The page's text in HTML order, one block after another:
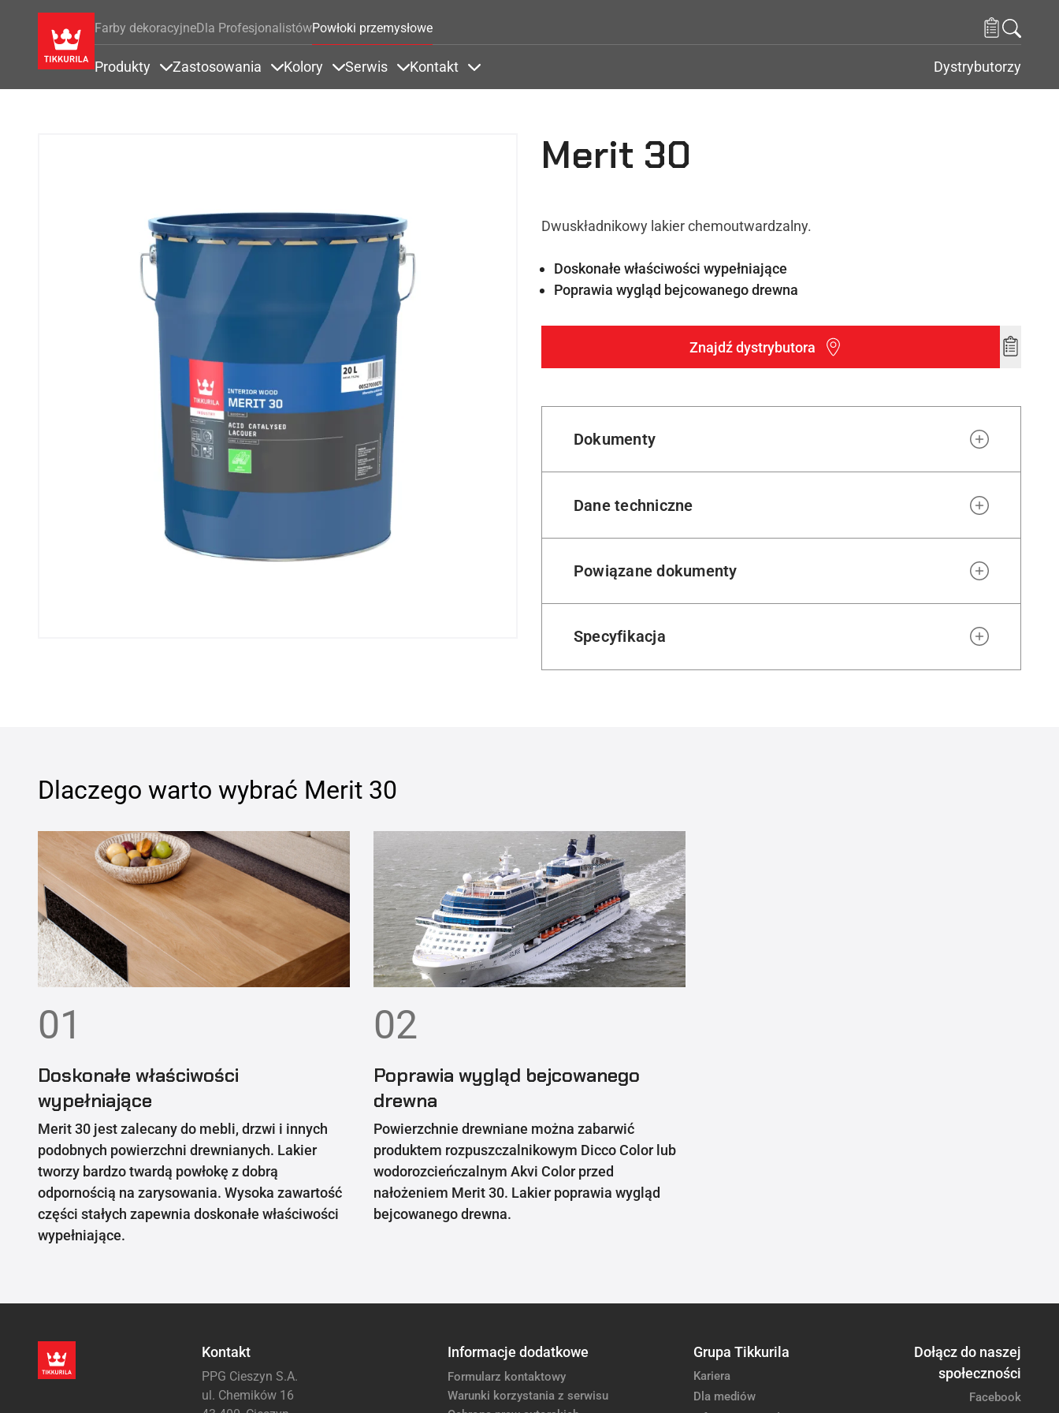
Farby dekoracyjneDla ProfesjonalistówPowłoki przemysłowe
Produkty Zastosowania Kolory Serwis Kontakt Dystrybutorzy
Merit 30
Dwuskładnikowy lakier chemoutwardzalny.
Doskonałe właściwości wypełniające
Poprawia wygląd bejcowanego drewna
Znajdź dystrybutora
Add
Dokumenty
Dane techniczne
Powiązane dokumenty
Specyfikacja
Dlaczego warto wybrać Merit 30
01
Doskonałe właściwości
wypełniające
Merit 30 jest zalecany do mebli, drzwi i innych
podobnych powierzchni drewnianych. Lakier
tworzy bardzo twardą powłokę z dobrą
odpornością na zarysowania. Wysoka zawartość
części stałych zapewnia doskonałe właściwości
wypełniające.
02
Poprawia wygląd bejcowanego
drewna
Powierzchnie drewniane można zabarwić
produktem rozpuszczalnikowym Dicco Color lub
wodorozcieńczalnym Akvi Color przed
nałożeniem Merit 30. Lakier poprawia wygląd
bejcowanego drewna.
Kontakt
PPG Cieszyn S.A.
ul. Chemików 16
Informacje dodatkowe
Formularz kontaktowy
Warunki korzystania z serwisu
Grupa Tikkurila
Kariera
Dla mediów
Dołącz do naszej
społeczności
Facebook